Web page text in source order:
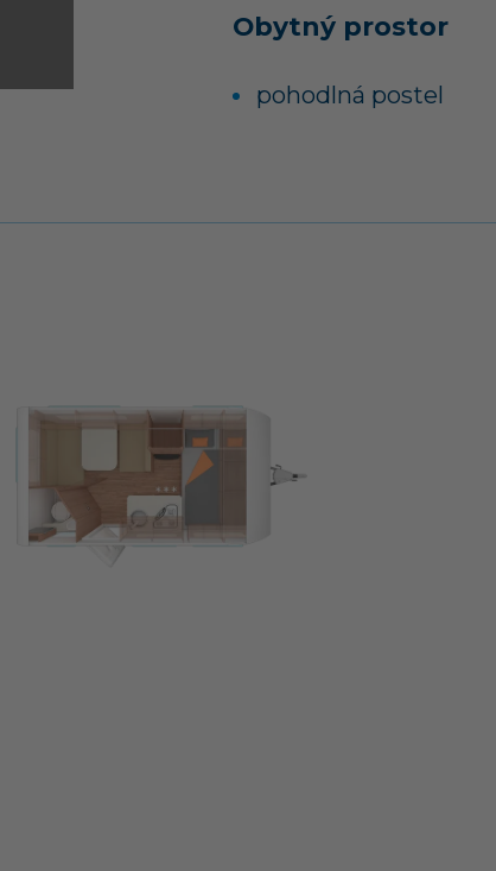
Obytný prostor
pohodlná postel